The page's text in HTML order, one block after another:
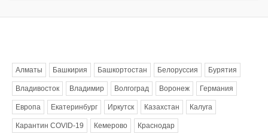
Алматы Башкирия Башкортостан Белоруссия Бурятия
Владивосток Владимир Волгоград Воронеж Германия
Европа Екатеринбург Иркутск Казахстан Калуга
Карантин COVID-19 Кемерово Краснодар